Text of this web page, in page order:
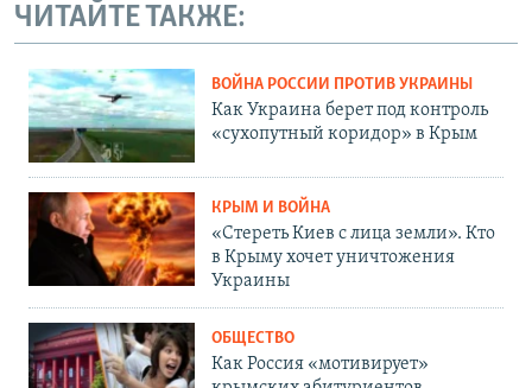
ЧИТАЙТЕ ТАКЖЕ:
ВОЙНА РОССИИ ПРОТИВ УКРАИНЫ
Как Украина берет под контроль
«сухопутный коридор» в Крым
КРЫМ И ВОЙНА
«Стереть Киев с лица земли». Кто
в Крыму хочет уничтожения
Украины
ОБЩЕСТВО
Как Россия «мотивирует»